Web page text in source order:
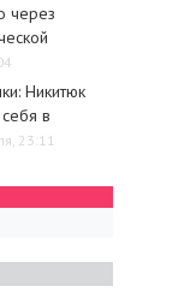
через
Никитюк
в
23:11